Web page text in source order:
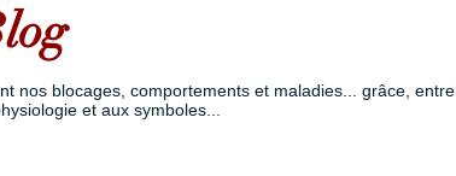
nos blocages, comportements et maladies... grâce, entre
et aux symboles...